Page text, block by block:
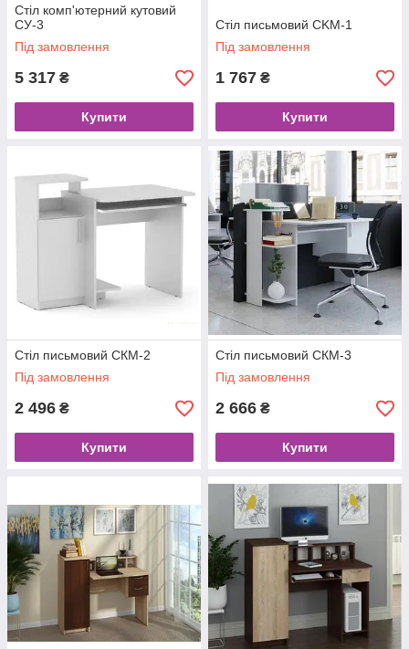
Стіл комп'ютерний кутовий
CУ-3
Під замовлення
5 317 ₴
Купити
Стіл письмовий CKM-1
Під замовлення
1 767 ₴
Купити
Стіл письмовий CКМ-2
Під замовлення
2 496 ₴
Купити
Стіл письмовий CКМ-3
Під замовлення
2 666 ₴
Купити